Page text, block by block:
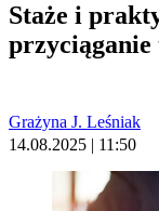
Staże i
przyciąganie
Grażyna J. Leśniak
14.08.2025 | 11:50